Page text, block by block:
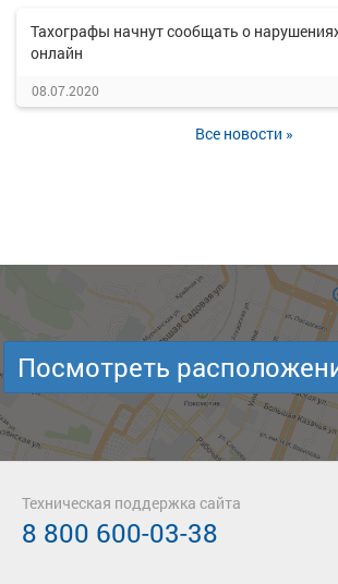
Тахографы начнут сообщать о
онлайн
08.07.2020
Все новости »
Посмотреть
Техническая поддержка сайта
8 800 600-03-38